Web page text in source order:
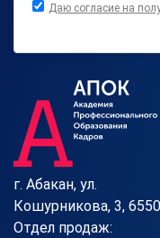
Даю согласие на
г. Абакан, ул.
Кошурникова, 3,
Отдел продаж: